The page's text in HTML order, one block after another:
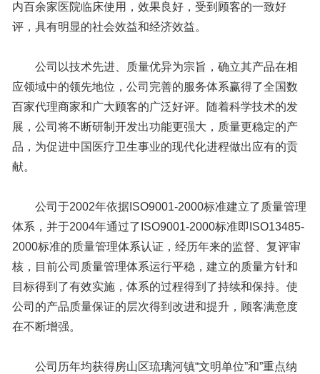
内百余家医院临床使用，效果良好，受到顾客的一致好
评，具有明显的社会效益和经济效益。
公司以技术先进、质量优异为宗旨，确立其产品在相
应领域中的领先地位，公司完善的服务体系赢得了全国数
百家代理商家和广大顾客的广泛好评。随着科学技术的发
展，公司将不断研制开发出功能更强大，质量更稳定的产
品，为促进中国医疗卫生事业的现代化进程做出应有的贡
献。
公司于2002年依据ISO9001-2000标准建立了质量管理
体系，并于2004年通过了ISO9001-2000标准即ISO13485-
2000标准的质量管理体系认证，经历年来的监督、复评审
核，目前公司质量管理体系运行平稳，建立的质量方针和
目标得到了有效实施，体系的过程得到了持续和保持。使
公司的产品质量保证的层次得到改进和提升，顾客满意度
在不断增强。
公司历年均获得房山区琉璃河镇“文明单位”和”重点纳